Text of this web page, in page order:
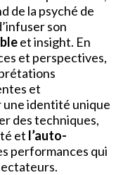
de la psyché de
son
et insight. En
et perspectives,
et
une identité unique
des techniques,
et l’auto-
performances qui